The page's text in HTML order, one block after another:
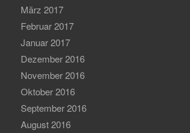
März 2017
Februar 2017
Januar 2017
Dezember 2016
November 2016
Oktober 2016
September 2016
August 2016